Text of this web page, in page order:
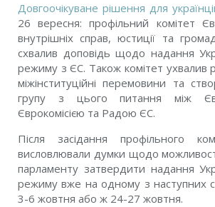
Довгоочікуване рішення для
26 вересня: профільний комітет
внутрішніх справ, юстиції та
схвалив доповідь щодо надання
режиму з ЄС. Також комітет ухвалив
міжінституційні перемовини та
групу з цього питання між
Єврокомісією та Радою ЄС.
Після засідання профільного
висловлювали думки щодо
парламенту затвердити надання
режиму вже на одному з наступних
3-6 жовтня або ж 24-27 жовтня.